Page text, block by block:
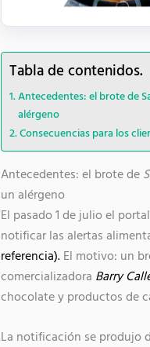
Tabla de contenidos.
Antecedentes: el brote de
alérgeno
Consecuencias para los
Antecedentes: el brote de
un alérgeno
El pasado 1 de julio el portal
notificar las alertas
referencia). El motivo: un
comercializadora Barry
chocolate y productos de
La notificación se produjo